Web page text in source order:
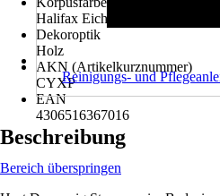
Halifax Eiche Natur
Dekoroptik
Holz
AKN (Artikelkurznummer)
CYXP
EAN
4306516367016
Reinigungs- und
Beschreibung
Bereich überspringen